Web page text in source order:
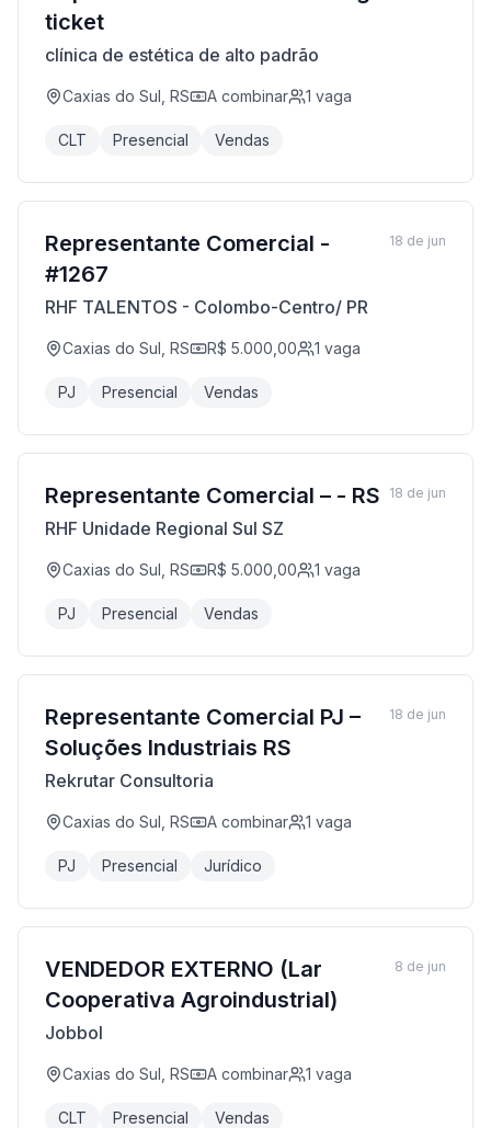
ticket
clínica de estética de alto padrão
Caxias do Sul, RS A combinar 1 vaga
CLT Presencial Vendas
Representante Comercial -
#1267
RHF TALENTOS - Colombo-Centro/ PR
Caxias do Sul, RS R$ 5.000,00 1 vaga
PJ Presencial Vendas
18 de jun
Representante Comercial – - RS
RHF Unidade Regional Sul SZ
Caxias do Sul, RS R$ 5.000,00 1 vaga
PJ Presencial Vendas
18 de jun
Representante Comercial PJ –
Soluções Industriais RS
Rekrutar Consultoria
Caxias do Sul, RS A combinar 1 vaga
PJ Presencial Jurídico
18 de jun
VENDEDOR EXTERNO (Lar
Cooperativa Agroindustrial)
Jobbol
Caxias do Sul, RS A combinar 1 vaga
CLT Presencial Vendas
8 de jun